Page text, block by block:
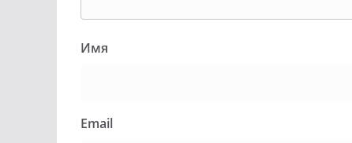
Имя
Email